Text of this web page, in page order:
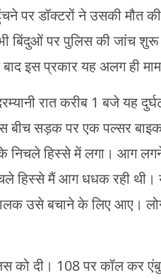
पर डॉक्टरों ने उसकी मौत
बिंदुओं पर पुलिस की जांच
इस प्रकार यह अलग ही
रात करीब 1 बजे यह
बीच सड़क पर एक पल्सर
हिस्से में लगा। आग लगने
हिस्से मैं आग धधक रही
उसे बचाने के लिए आए।
को दी। 108 पर कॉल कर